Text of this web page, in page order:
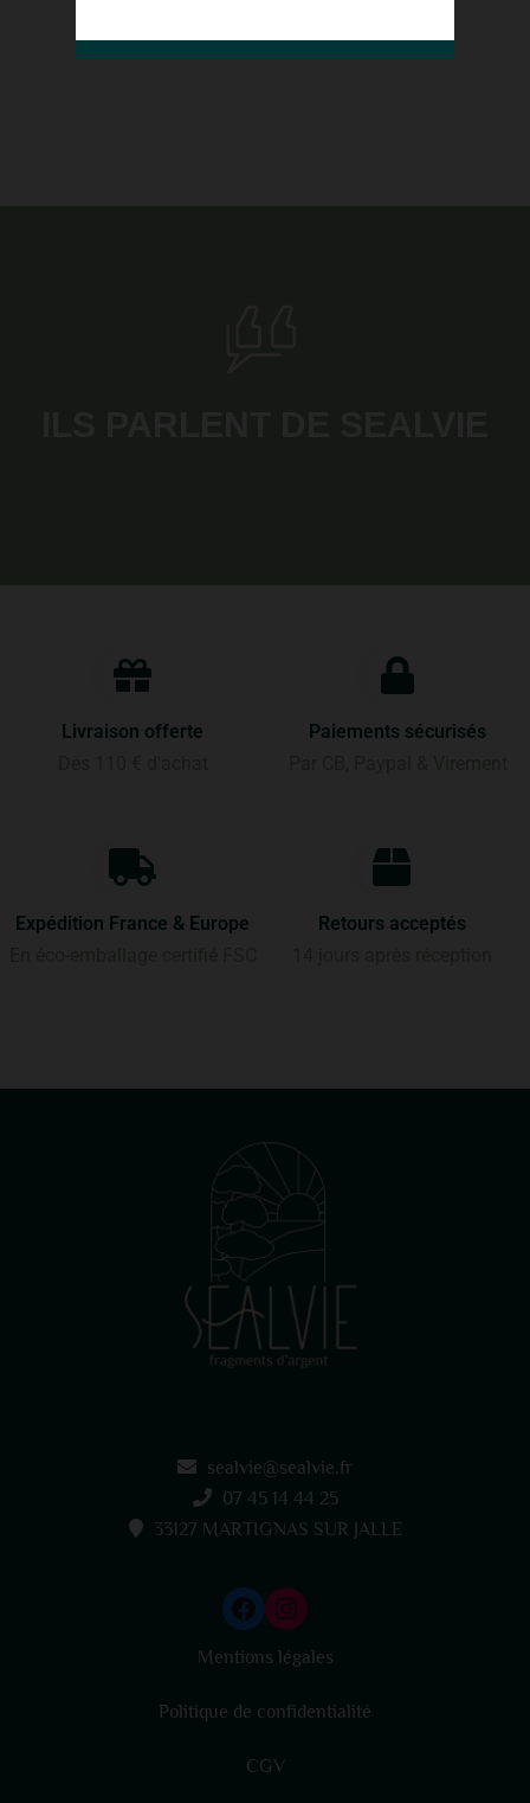
Livraison offerte
Paiements sécurisés
Expédition France & Europe
Retours acceptés
sealvie@sealvie.fr
07 45 14 44 25
33127 MARTIGNAS SUR JALLE
Mentions légales
Politique de confidentialité
CGV